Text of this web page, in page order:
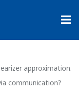
approximation.
communication?